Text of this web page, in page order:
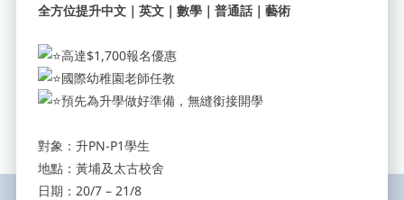
填寫您的電郵地址，立即訂閱我
們，獲取最新校園消息。
全方位提升中文｜英文｜數學｜普通話｜藝術
高達$1,700報名優惠
國際幼稚園老師任教
預先為升學做好準備，無縫銜接開學
對象：升PN-P1學生
地點：黃埔及太古校舍
日期：20/7 – 21/8